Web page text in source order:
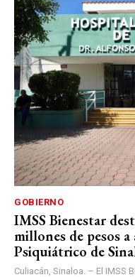
GOBIERNO
IMSS Bienestar
millones de pesos
Psiquiátrico de
Culiacán, Sinaloa. – El IMSS